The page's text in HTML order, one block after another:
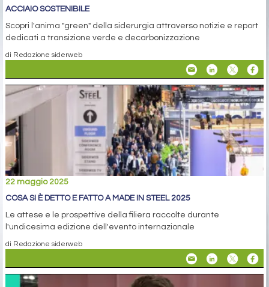
ACCIAIO SOSTENIBILE
Scopri l'anima "green" della siderurgia attraverso notizie e report
dedicati a transizione verde e decarbonizzazione
di Redazione siderweb
22 maggio 2025
COSA SI È DETTO E FATTO A MADE IN STEEL 2025
Le attese e le prospettive della filiera raccolte durante
l'undicesima edizione dell'evento internazionale
di Redazione siderweb